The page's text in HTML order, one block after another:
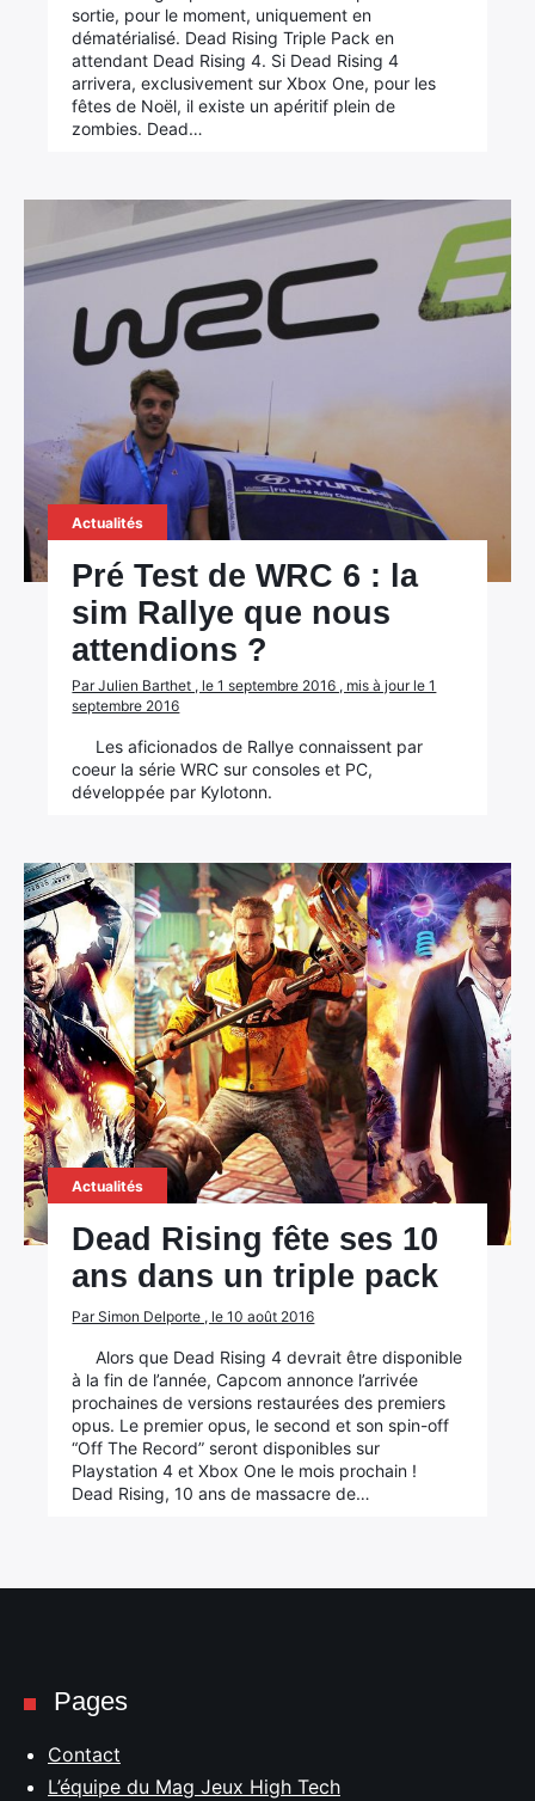
sortie, pour le moment, uniquement en
dématérialisé. Dead Rising Triple Pack en
attendant Dead Rising 4. Si Dead Rising 4
arrivera, exclusivement sur Xbox One, pour les
fêtes de Noël, il existe un apéritif plein de
zombies. Dead…
Actualités
Pré Test de WRC 6 : la
sim Rallye que nous
attendions ?
Par Julien Barthet , le 1 septembre 2016 , mis à jour le 1
septembre 2016
Les aficionados de Rallye connaissent par
coeur la série WRC sur consoles et PC,
développée par Kylotonn.
Actualités
Dead Rising fête ses 10
ans dans un triple pack
Par Simon Delporte , le 10 août 2016
Alors que Dead Rising 4 devrait être disponible
à la fin de l’année, Capcom annonce l’arrivée
prochaines de versions restaurées des premiers
opus. Le premier opus, le second et son spin-off
“Off The Record” seront disponibles sur
Playstation 4 et Xbox One le mois prochain !
Dead Rising, 10 ans de massacre de…
Pages
Contact
L’équipe du Mag Jeux High Tech
×
Rechercher